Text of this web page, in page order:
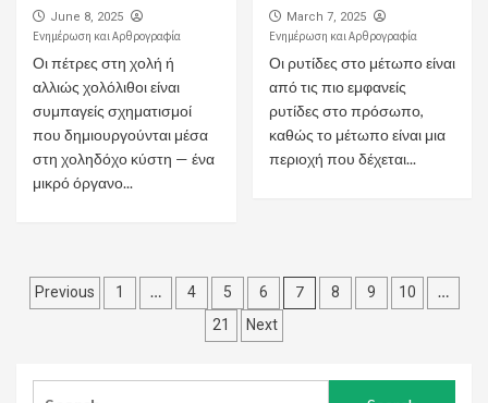
June 8, 2025
Ενημέρωση και Αρθρογραφία
Οι πέτρες στη χολή ή
αλλιώς χολόλιθοι είναι
συμπαγείς σχηματισμοί
που δημιουργούνται μέσα
στη χοληδόχο κύστη — ένα
μικρό όργανο...
March 7, 2025
Ενημέρωση και Αρθρογραφία
Οι ρυτίδες στο μέτωπο είναι
από τις πιο εμφανείς
ρυτίδες στο πρόσωπο,
καθώς το μέτωπο είναι μια
περιοχή που δέχεται...
Posts
Previous 1 … 4 5 6 7 8 9 10 …
21 Next